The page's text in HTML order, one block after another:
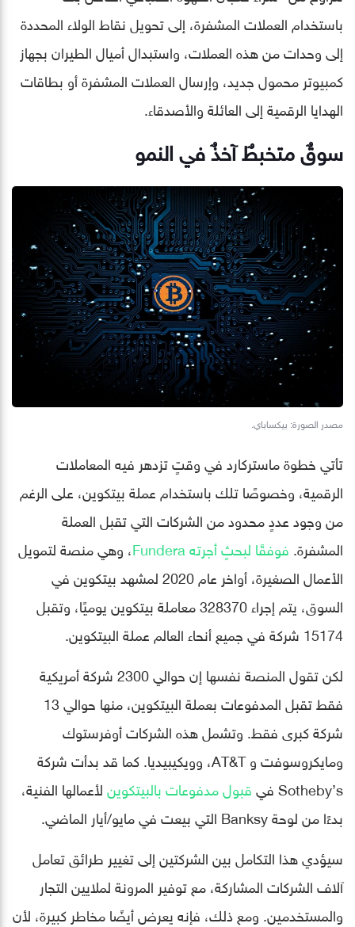
باستخدام العملات المشفرة، إلى تحويل نقاط الولاء المحددة
إلى وحدات من هذه العملات، واستبدال أميال الطيران بجهاز
كمبيوتر محمول جديد، وإرسال العملات المشفرة أو بطاقات
الهدايا الرقمية إلى العائلة والأصدقاء.
سوقٌ متخبطٌ آخذٌ في النمو
مصدر الصورة: بيكساباي.
تأتي خطوة ماستركارد في وقتٍ تزدهر فيه المعاملات
الرقمية، وخصوصًا تلك باستخدام عملة بيتكوين، على الرغم
من وجود عددٍ محدود من الشركات التي تقبل العملة
المشفرة. فوفقًا لبحثٍ أجرته Fundera
، وهي منصة لتمويل
الأعمال الصغيرة، أواخر عام 2020 لمشهد بيتكوين في
السوق، يتم إجراء 328370 معاملة بيتكوين يوميًا، وتقبل
15174 شركة في جميع أنحاء العالم عملة البيتكوين.
لكن تقول المنصة نفسها إن حوالي 2300 شركة أمريكية
فقط تقبل المدفوعات بعملة البيتكوين، منها حوالي 13
شركة كبرى فقط. وتشمل هذه الشركات أوفرستوك
ومايكروسوفت و AT&T، وويكيبيديا. كما قد بدأت شركة
Sotheby’s في
قبول مدفوعات بالبيتكوينلأعمالها الفنية،
بدءًا من لوحة Banksy التي بيعت في مايو/أيار الماضي.
سيؤدي هذا التكامل بين الشركتين إلى تغيير طرائق تعامل
آلاف الشركات المشاركة، مع توفير المرونة لملايين التجار
والمستخدمين. ومع ذلك، فإنه يعرض أيضًا مخاطر كبيرة، لأن